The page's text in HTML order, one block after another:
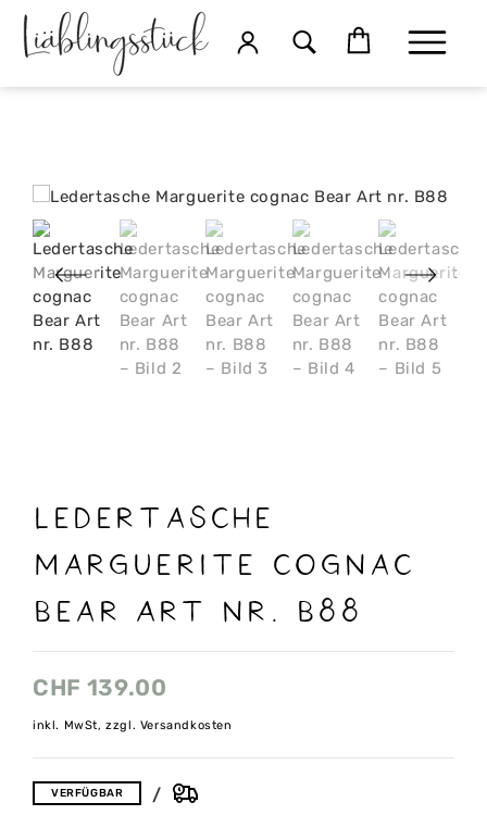
Ledertasche
Marguerite cognac
Bear Art nr. B88
CHF 139.00
inkl. MwSt, zzgl. Versandkosten
VERFÜGBAR